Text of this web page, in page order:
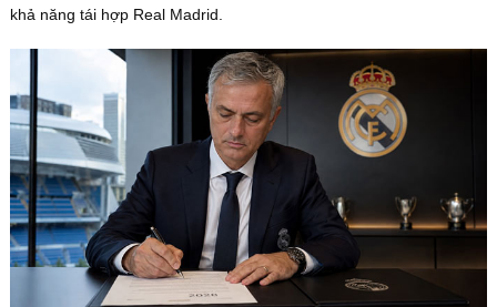
khả năng tái hợp Real Madrid.